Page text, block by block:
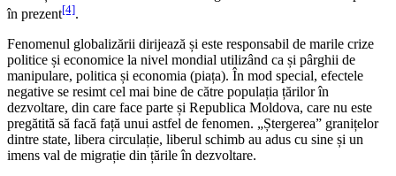
în prezent[4].
Fenomenul globalizării dirijează și este responsabil de marile crize
politice și economice la nivel mondial utilizând ca și pârghii de
manipulare, politica și economia (piața). În mod special, efectele
negative se resimt cel mai bine de către populația țărilor în
dezvoltare, din care face parte și Republica Moldova, care nu este
pregătită să facă față unui astfel de fenomen. „Ștergerea” granițelor
dintre state, libera circulație, liberul schimb au adus cu sine și un
imens val de migrație din țările în dezvoltare.